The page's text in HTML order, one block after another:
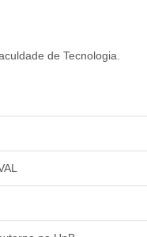
de Tecnologia.